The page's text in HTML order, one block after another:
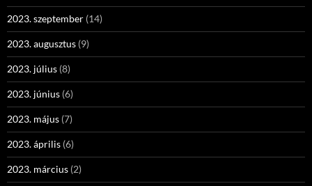
2023. szeptember (14)
2023. augusztus (9)
2023. július (8)
2023. június (6)
2023. május (7)
2023. április (6)
2023. március (2)